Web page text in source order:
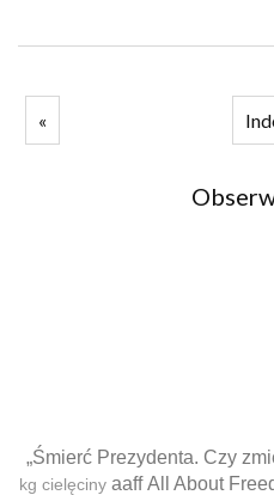
«
„Śmierć Prezydenta. Czy
kg cielęciny aaff All About